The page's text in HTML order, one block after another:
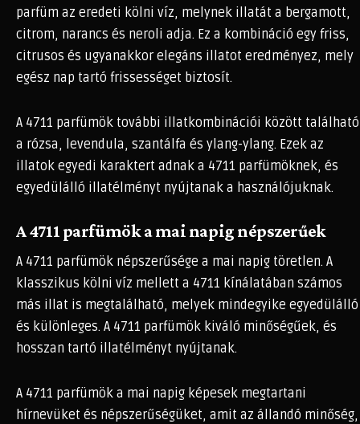
parfüm az eredeti kölni víz, melynek illatát a bergamott,
citrom, narancs és neroli adja. Ez a kombináció egy friss,
citrusos és ugyanakkor elegáns illatot eredményez, mely
egész nap tartó frissességet biztosít.
A 4711 parfümök további illatkombinációi között található
a rózsa, levendula, szantálfa és ylang-ylang. Ezek az
illatok egyedi karaktert adnak a 4711 parfümöknek, és
egyedülálló illatélményt nyújtanak a használójuknak.
A 4711 parfümök a mai napig népszerűek
A 4711 parfümök népszerűsége a mai napig töretlen. A
klasszikus kölni víz mellett a 4711 kínálatában számos
más illat is megtalálható, melyek mindegyike egyedülálló
és különleges. A 4711 parfümök kiváló minőségűek, és
hosszan tartó illatélményt nyújtanak.
A 4711 parfümök a mai napig képesek megtartani
hírnevüket és népszerűségüket, amit az állandó minőség,